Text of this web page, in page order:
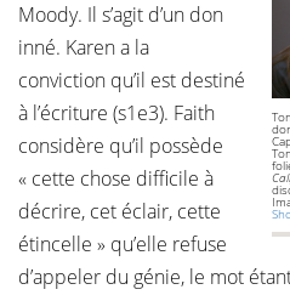
Moody. Il s’agit d’un don
inné. Karen a la
conviction qu’il est destiné
à l’écriture (s1e3). Faith
considère qu’il possède
« cette chose difficile à
décrire, cet éclair, cette
étincelle » qu’elle refuse
d’appeler du génie, le mot